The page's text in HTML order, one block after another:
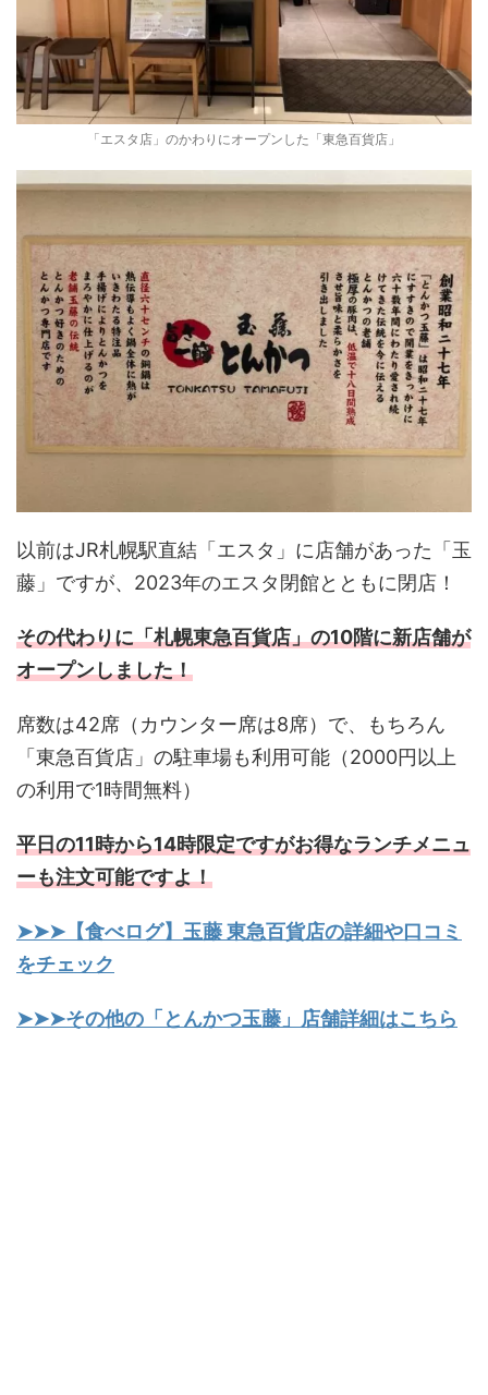
「エスタ店」のかわりにオープンした「東急百貨店」
以前はJR札幌駅直結「エスタ」に店舗があった「玉
藤」ですが、2023年のエスタ閉館とともに閉店！
その代わりに「札幌東急百貨店」の10階に新店舗が
オープンしました！
席数は42席（カウンター席は8席）で、もちろん
「東急百貨店」の駐車場も利用可能（2000円以上
の利用で1時間無料）
平日の11時から14時限定ですがお得なランチメニュ
ーも注文可能ですよ！
➤➤➤【食べログ】玉藤 東急百貨店の詳細や口コミ
をチェック
➤➤➤その他の「とんかつ玉藤」店舗詳細はこちら